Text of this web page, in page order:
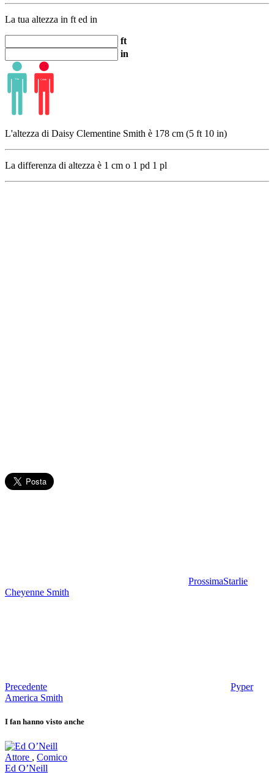
La tua altezza in ft ed in
ft
in
L'altezza di Daisy Clementine Smith è 178 cm (5 ft 10 in)
La differenza di altezza è 1 cm o 1 pd 1 pl
ProssimaStarlie
Cheyenne Smith
Precedente
Pyper
America Smith
I fan hanno visto anche
Attore , Comico
Ed O’Neill